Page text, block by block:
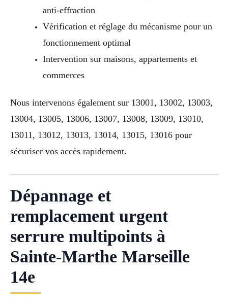
anti-effraction
Vérification et réglage du mécanisme pour un
fonctionnement optimal
Intervention sur maisons, appartements et
commerces
Nous intervenons également sur 13001, 13002, 13003,
13004, 13005, 13006, 13007, 13008, 13009, 13010,
13011, 13012, 13013, 13014, 13015, 13016 pour
sécuriser vos accès rapidement.
Dépannage et
remplacement urgent
serrure multipoints à
Sainte-Marthe Marseille
14e